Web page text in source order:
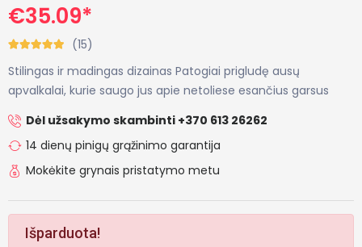
€35.09*
(15)
Stilingas ir madingas dizainas Patogiai prigludę ausų
apvalkalai, kurie saugo jus apie netoliese esančius garsus
Dėl užsakymo skambinti +370 613 26262
14 dienų pinigų grąžinimo garantija
Mokėkite grynais pristatymo metu
Išparduota!